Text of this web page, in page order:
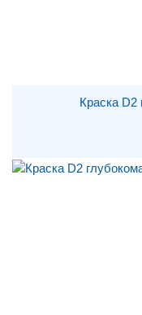
Краска D2